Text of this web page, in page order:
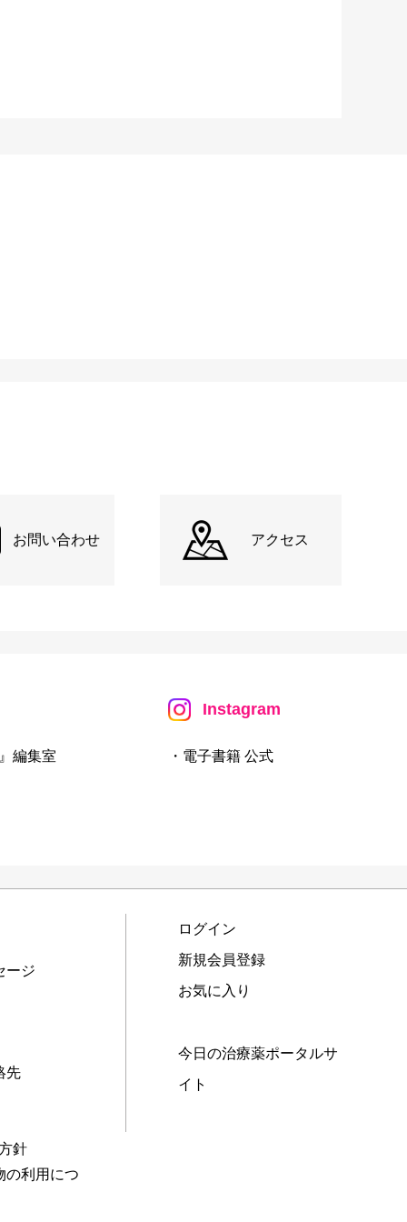
お問い合わせ アクセス
編集室
Instagram
・電子書籍 公式
ージ
先
針
の利用につ
ログイン
新規会員登録
お気に入り
今日の治療薬ポータルサ
イト